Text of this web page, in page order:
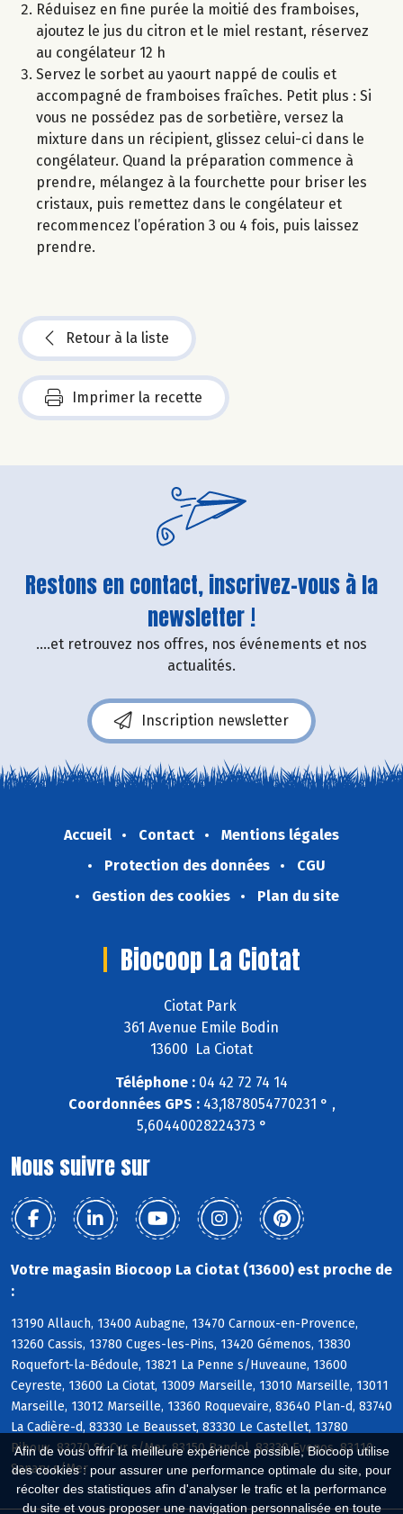
Afin de vous offrir la meilleure expérience possible, Biocoop utilise
des cookies : pour assurer une performance optimale du site, pour
récolter des statistiques afin d'analyser le trafic et la performance
du site et vous proposer une navigation personnalisée en toute
Réduisez en fine purée la moitié des framboises,
ajoutez le jus du citron et le miel restant, réservez
au congélateur 12 h
Servez le sorbet au yaourt nappé de coulis et
accompagné de framboises fraîches. Petit plus : Si
vous ne possédez pas de sorbetière, versez la
mixture dans un récipient, glissez celui-ci dans le
congélateur. Quand la préparation commence à
prendre, mélangez à la fourchette pour briser les
cristaux, puis remettez dans le congélateur et
recommencez l’opération 3 ou 4 fois, puis laissez
prendre.
Retour à la liste
Imprimer la recette
Restons en contact, inscrivez-vous à la
newsletter !
....et retrouvez nos offres, nos événements et nos
actualités.
Inscription newsletter
Accueil Contact
Mentions légales
Protection des données
CGU
Gestion des cookies
Plan du site
Biocoop La Ciotat
Ciotat Park
361 Avenue Emile Bodin
13600 La Ciotat
Téléphone : 04 42 72 74 14
Coordonnées GPS :43,1878054770231 ° ,
5,60440028224373 °
Nous suivre sur
Votre magasin Biocoop La Ciotat (13600) est proche de
:
13190 Allauch, 13400 Aubagne, 13470 Carnoux-en-Provence,
13260 Cassis, 13780 Cuges-les-Pins, 13420 Gémenos, 13830
Roquefort-la-Bédoule, 13821 La Penne s/Huveaune, 13600
Ceyreste, 13600 La Ciotat, 13009 Marseille, 13010 Marseille, 13011
Marseille, 13012 Marseille, 13360 Roquevaire, 83640 Plan-d, 83740
La Cadière-d, 83330 Le Beausset, 83330 Le Castellet, 13780
Riboux, 83270 St-Cyr s/Mer, 83150 Bandol, 83330 Evenos, 83110
Sanary s/Mer